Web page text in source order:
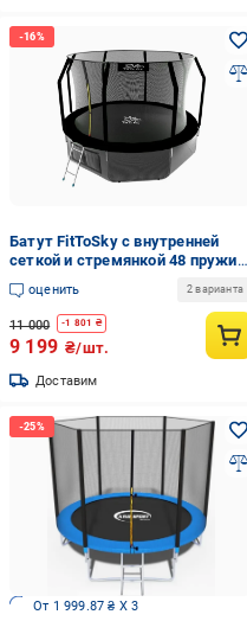
Батут FitToSky с внутренней
сеткой и стремянкой 48 пружин
252 см Черный (21320505)
оценить 2 варианта
11 000 -1 801 ₴
9 199 ₴/шт.
Доставим
От 1 999.87 ₴ X 3